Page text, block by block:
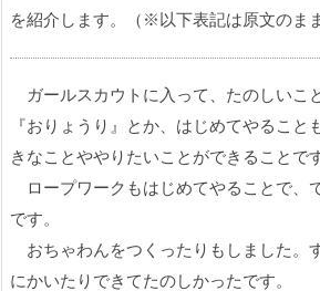
を紹介します。（※以下表記は原文のまま
ガールスカウトに入って、たのしいこ
『おりょうり』とか、はじめてやること
きなことややりたいことができることで
ロープワークもはじめてやることで、
です。
おちゃわんをつくったりもしました。
にかいたりできてたのしかったです。